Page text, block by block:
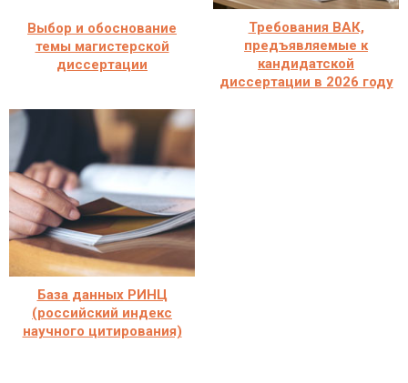
Выбор и обоснование
темы магистерской
диссертации
Требования ВАК,
предъявляемые к
кандидатской
диссертации в 2026 году
База данных РИНЦ
(российский индекс
научного цитирования)